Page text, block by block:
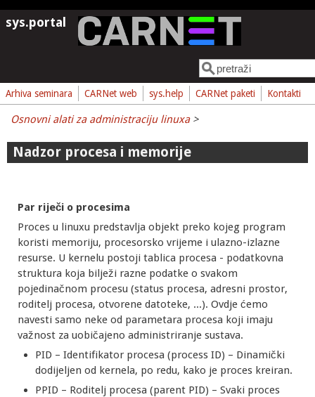
Skoči na glavni sadržaj
sys.portal
Obrazac pretrage
Pretraga
Arhiva seminara CARNet web sys.help CARNet paketi Kontakti
Osnovni alati za administraciju linuxa>
Nadzor procesa i memorije
Par riječi o procesima
Proces u linuxu predstavlja objekt preko kojeg program
koristi memoriju, procesorsko vrijeme i ulazno-izlazne
resurse. U kernelu postoji tablica procesa - podatkovna
struktura koja bilježi razne podatke o svakom
pojedinačnom procesu (status procesa, adresni prostor,
roditelj procesa, otvorene datoteke, ...). Ovdje ćemo
navesti samo neke od parametara procesa koji imaju
važnost za uobičajeno administriranje sustava.
PID – Identifikator procesa (process ID) – Dinamički
dodijeljen od kernela, po redu, kako je proces kreiran.
PPID – Roditelj procesa (parent PID) – Svaki proces